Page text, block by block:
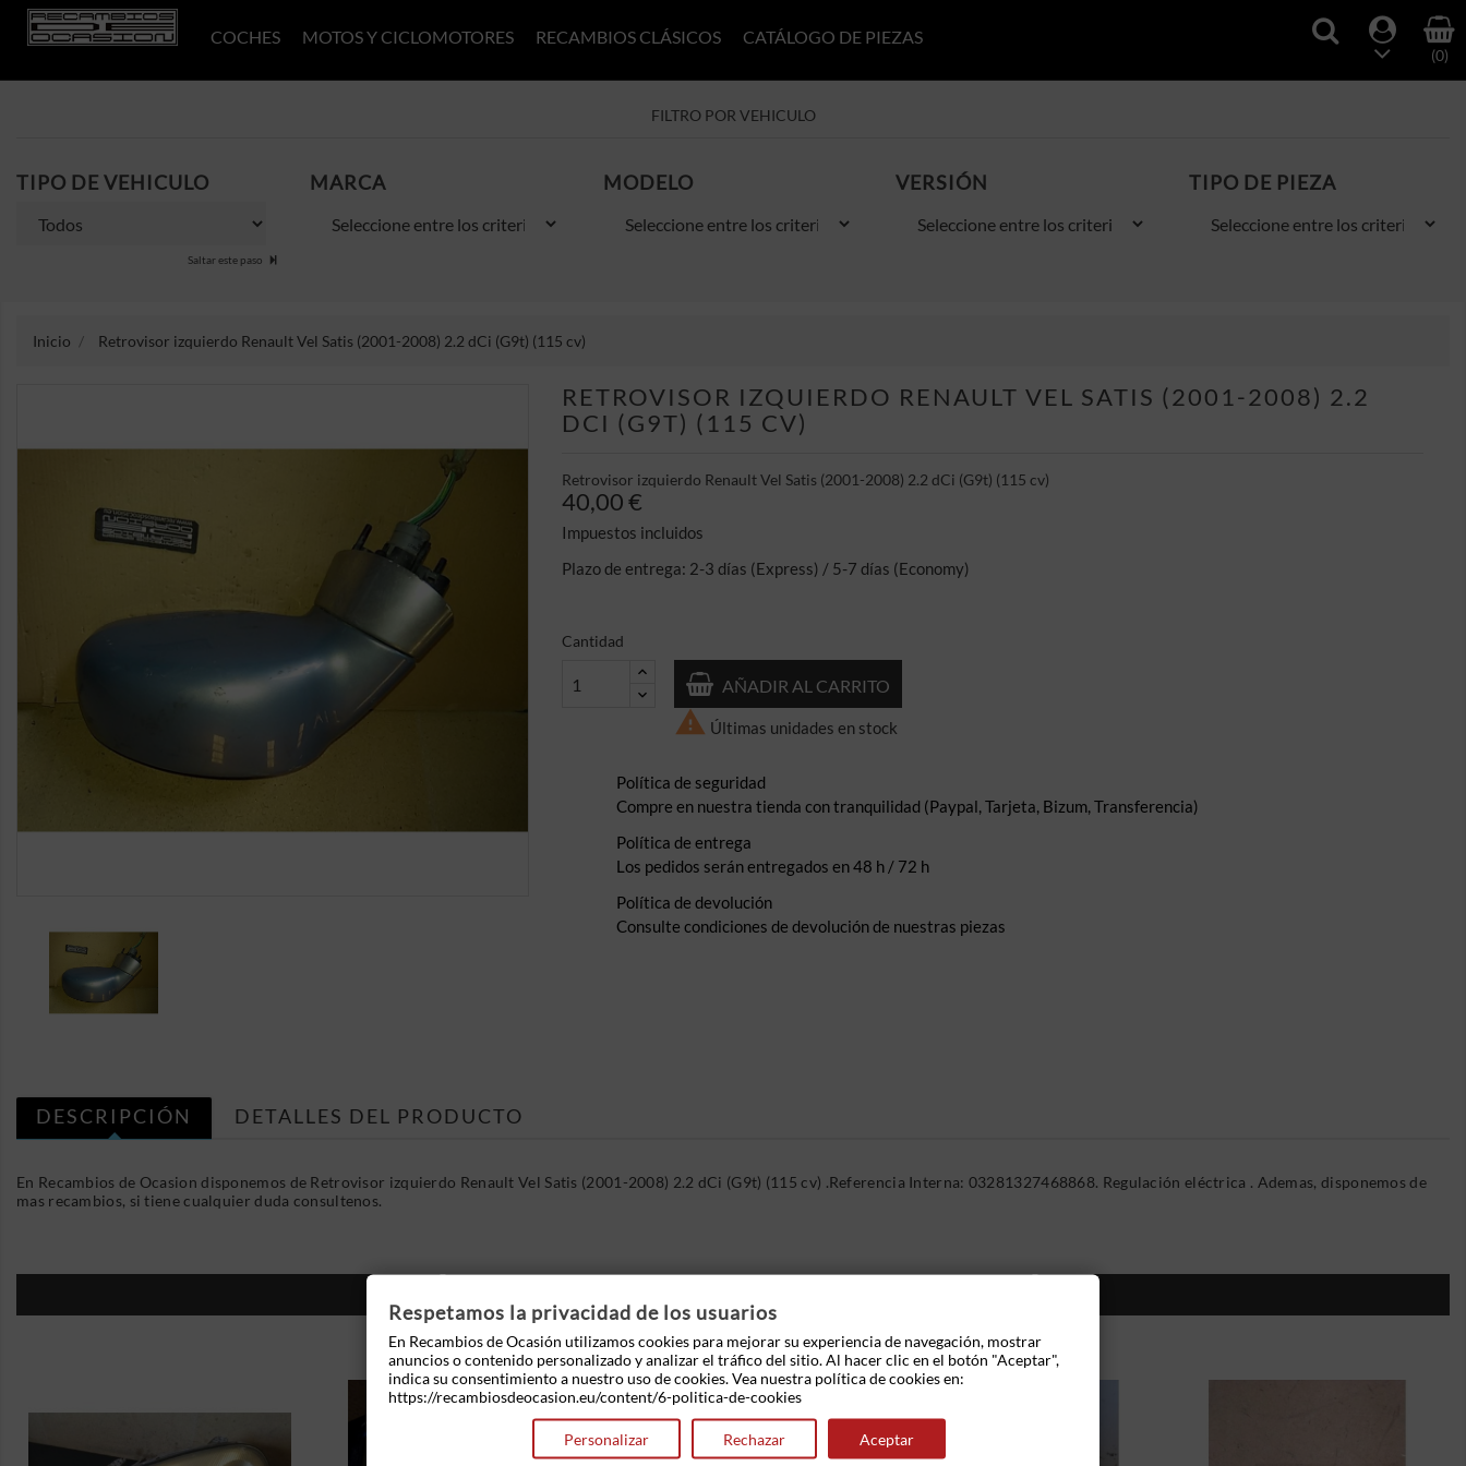
COCHES MOTOS Y CICLOMOTORES RECAMBIOS CLÁSICOS CATÁLOGO DE PIEZAS
(0)
FILTRO POR VEHICULO
TIPO DE VEHICULO
Saltar este paso
MARCA MODELO VERSIÓN TIPO DE PIEZA
Inicio Retrovisor izquierdo Renault Vel Satis (2001-2008) 2.2 dCi (G9t) (115 cv)
RETROVISOR IZQUIERDO RENAULT VEL SATIS (2001-2008) 2.2
DCI (G9T) (115 CV)
Retrovisor izquierdo Renault Vel Satis (2001-2008) 2.2 dCi (G9t) (115 cv)
40,00 €
Impuestos incluidos
Plazo de entrega: 2-3 días (Express) / 5-7 días (Economy)
Cantidad
AÑADIR AL CARRITO
 Últimas unidades en stock
Política de seguridad
Compre en nuestra tienda con tranquilidad (Paypal, Tarjeta, Bizum, Transferencia)
Política de entrega
Los pedidos serán entregados en 48 h / 72 h
Política de devolución
Consulte condiciones de devolución de nuestras piezas
DESCRIPCIÓN DETALLES DEL PRODUCTO
En Recambios de Ocasion disponemos de Retrovisor izquierdo Renault Vel Satis (2001-2008) 2.2 dCi (G9t) (115 cv) .Referencia Interna: 03281327468868. Regulación eléctrica . Ademas, disponemos de
mas recambios, si tiene cualquier duda consultenos.
Respetamos la privacidad de los usuarios
En Recambios de Ocasión utilizamos cookies para mejorar su experiencia de navegación, mostrar
anuncios o contenido personalizado y analizar el tráfico del sitio. Al hacer clic en el botón "Aceptar",
indica su consentimiento a nuestro uso de cookies. Vea nuestra política de cookies en:
https://recambiosdeocasion.eu/content/6-politica-de-cookies
Personalizar Rechazar Aceptar